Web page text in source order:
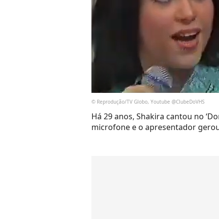
© Reprodução/TV Globo, Youtube @ClubeDoVHS
Há 29 anos, Shakira cantou no
microfone e o apresentador